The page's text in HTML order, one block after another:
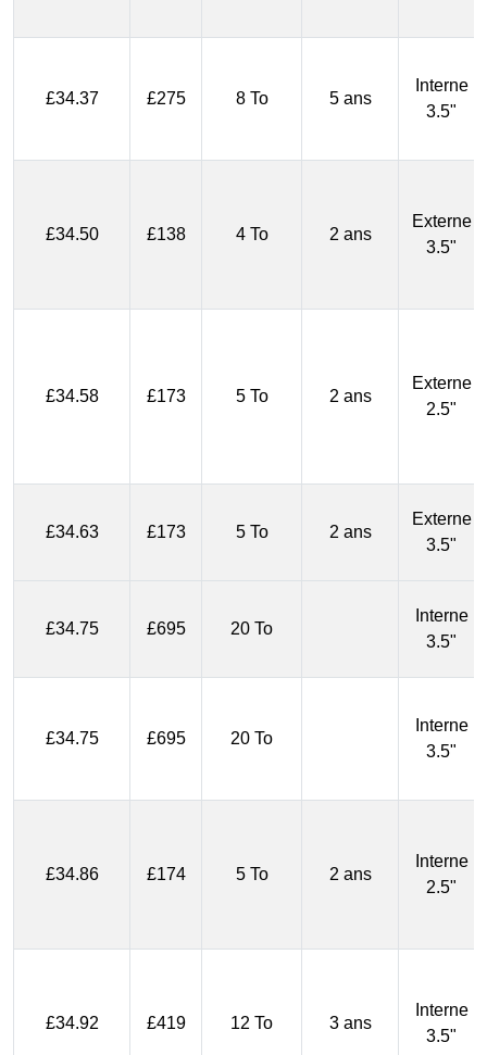
£34.37 £275 8 To 5 ans
Interne
3.5"
£34.50 £138 4 To 2 ans
Externe
3.5"
£34.58 £173 5 To 2 ans
Externe
2.5"
£34.63 £173 5 To 2 ans
Externe
3.5"
£34.75 £695 20 To
Interne
3.5"
£34.75 £695 20 To
Interne
3.5"
£34.86 £174 5 To 2 ans
Interne
2.5"
£34.92 £419 12 To 3 ans
Interne
3.5"